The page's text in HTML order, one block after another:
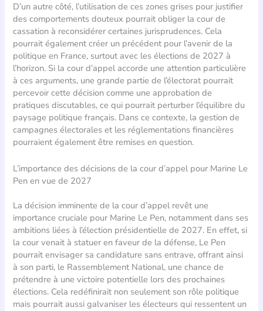
D’un autre côté, l’utilisation de ces zones grises pour justifier
des comportements douteux pourrait obliger la cour de
cassation à reconsidérer certaines jurisprudences. Cela
pourrait également créer un précédent pour l’avenir de la
politique en France, surtout avec les élections de 2027 à
l’horizon. Si la cour d’appel accorde une attention particulière
à ces arguments, une grande partie de l’électorat pourrait
percevoir cette décision comme une approbation de
pratiques discutables, ce qui pourrait perturber l’équilibre du
paysage politique français. Dans ce contexte, la gestion de
campagnes électorales et les réglementations financières
pourraient également être remises en question.
L’importance des décisions de la cour d’appel pour Marine Le
Pen en vue de 2027
La décision imminente de la cour d’appel revêt une
importance cruciale pour Marine Le Pen, notamment dans ses
ambitions liées à l’élection présidentielle de 2027. En effet, si
la cour venait à statuer en faveur de la défense, Le Pen
pourrait envisager sa candidature sans entrave, offrant ainsi
à son parti, le Rassemblement National, une chance de
prétendre à une victoire potentielle lors des prochaines
élections. Cela redéfinirait non seulement son rôle politique
mais pourrait aussi galvaniser les électeurs qui ressentent un